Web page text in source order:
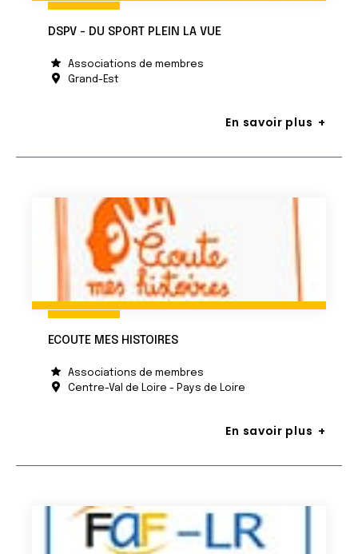
DSPV - DU SPORT PLEIN LA VUE
Associations de membres
Grand-Est
En savoir plus
ECOUTE MES HISTOIRES
Associations de membres
Centre-Val de Loire - Pays de Loire
En savoir plus